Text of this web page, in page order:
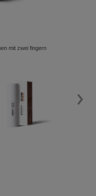
mit zwei fingern